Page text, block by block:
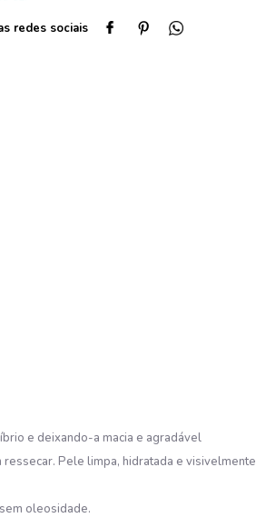
e deixando-a macia e agradável
Pele limpa, hidratada e visivelmente
oleosidade.